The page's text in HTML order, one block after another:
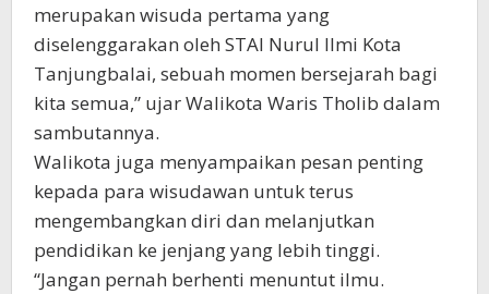
merupakan wisuda pertama yang
diselenggarakan oleh STAI Nurul Ilmi Kota
Tanjungbalai, sebuah momen bersejarah bagi
kita semua,” ujar Walikota Waris Tholib dalam
sambutannya.
Walikota juga menyampaikan pesan penting
kepada para wisudawan untuk terus
mengembangkan diri dan melanjutkan
pendidikan ke jenjang yang lebih tinggi.
“Jangan pernah berhenti menuntut ilmu.